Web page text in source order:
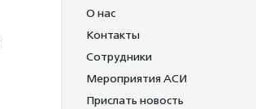
О нас
Контакты
Сотрудники
Мероприятия АСИ
Прислать новость